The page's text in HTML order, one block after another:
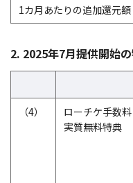
1カ月あたりの追加還元額
2. 2025年7月提供開始
（4）
ローチケ手数料
実質無料特典